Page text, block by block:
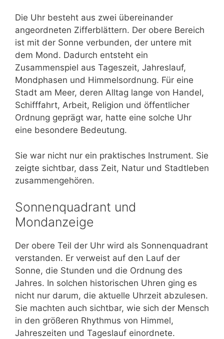
Die Uhr besteht aus zwei übereinander
angeordneten Zifferblättern. Der obere Bereich
ist mit der Sonne verbunden, der untere mit
dem Mond. Dadurch entsteht ein
Zusammenspiel aus Tageszeit, Jahreslauf,
Mondphasen und Himmelsordnung. Für eine
Stadt am Meer, deren Alltag lange von Handel,
Schifffahrt, Arbeit, Religion und öffentlicher
Ordnung geprägt war, hatte eine solche Uhr
eine besondere Bedeutung.
Sie war nicht nur ein praktisches Instrument. Sie
zeigte sichtbar, dass Zeit, Natur und Stadtleben
zusammengehören.
Sonnenquadrant und
Mondanzeige
Der obere Teil der Uhr wird als Sonnenquadrant
verstanden. Er verweist auf den Lauf der
Sonne, die Stunden und die Ordnung des
Jahres. In solchen historischen Uhren ging es
nicht nur darum, die aktuelle Uhrzeit abzulesen.
Sie machten auch sichtbar, wie sich der Mensch
in den größeren Rhythmus von Himmel,
Jahreszeiten und Tageslauf einordnete.